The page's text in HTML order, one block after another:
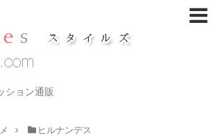
ション通販
ヒルナンデス